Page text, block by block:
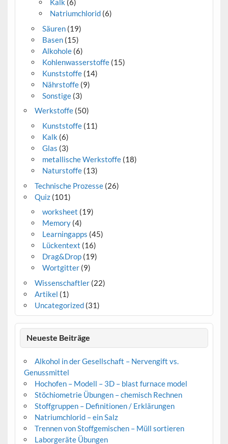
Kalk (6)
Natriumchlorid (6)
Säuren(19)
Basen(15)
Alkohole(6)
Kohlenwasserstoffe(15)
Kunststoffe(14)
Nährstoffe(9)
Sonstige(3)
Werkstoffe(50)
Kunststoffe(11)
Kalk (6)
Glas (3)
metallische Werkstoffe(18)
Naturstoffe(13)
Technische Prozesse(26)
Quiz(101)
worksheet (19)
Memory(4)
Learningapps (45)
Lückentext (16)
Drag&Drop(19)
Wortgitter(9)
Wissenschaftler(22)
Artikel (1)
Uncategorized(31)
Neueste Beiträge
Alkohol in der Gesellschaft – Nervengift vs.
Genussmittel
Hochofen – Modell – 3D – blast furnace model
Stöchiometrie Übungen – chemisch Rechnen
Stoffgruppen – Definitionen / Erklärungen
Natriumchlorid – ein Salz
Trennen von Stoffgemischen – Müll sortieren
Laborgeräte Übungen